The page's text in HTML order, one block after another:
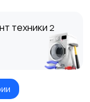
техники 2
на час